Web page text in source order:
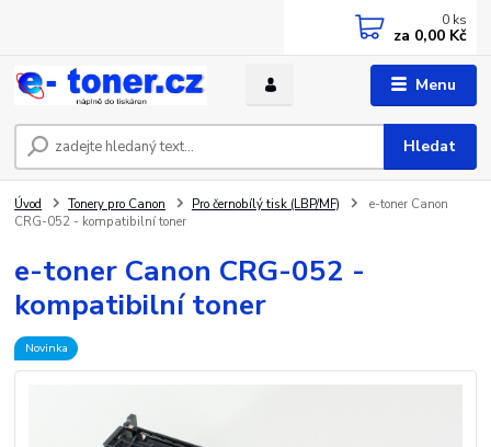
Menu
Hledat
0 ks
za 0,00 Kč
Úvod Tonery pro Canon Pro černobílý tisk (LBP/MF)
e-toner Canon
CRG-052 - kompatibilní toner
e-toner Canon CRG-052 -
kompatibilní toner
Novinka